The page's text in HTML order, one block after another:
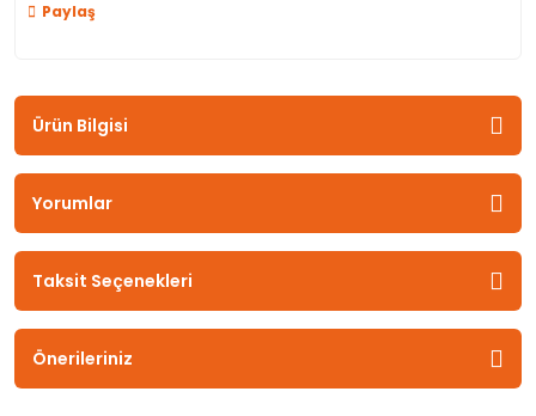
Paylaş
Ürün Bilgisi
Yorumlar
Taksit Seçenekleri
Önerileriniz